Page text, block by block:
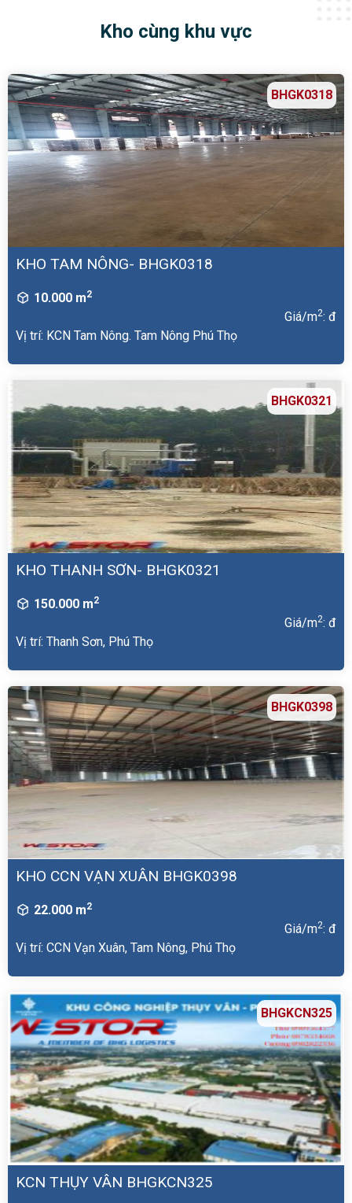
Kho cùng khu vực
BHGK0318
KHO TAM NÔNG- BHGK0318
10.000 m2
Giá/m2: đ
Vị trí: KCN Tam Nông. Tam Nông Phú Thọ
BHGK0321
KHO THANH SƠN- BHGK0321
150.000 m2
Giá/m2: đ
Vị trí: Thanh Sơn, Phú Thọ
BHGK0398
KHO CCN VẠN XUÂN BHGK0398
22.000 m2
Giá/m2: đ
Vị trí: CCN Vạn Xuân, Tam Nông, Phú Thọ
BHGKCN325
KCN THỤY VÂN BHGKCN325